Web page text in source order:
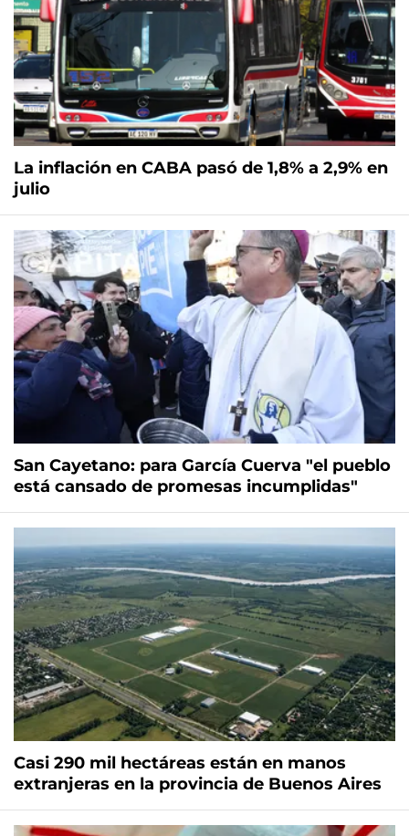
La inflación en CABA pasó de 1,8% a 2,9% en
julio
San Cayetano: para García Cuerva "el pueblo
está cansado de promesas incumplidas"
Casi 290 mil hectáreas están en manos
extranjeras en la provincia de Buenos Aires